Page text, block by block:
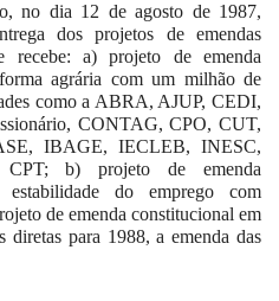
no dia 12 de agosto de 1987,
dos projetos de emendas
recebe: a) projeto de emenda
agrária com um milhão de
como a ABRA, AJUP, CEDI,
CONTAG, CPO, CUT,
IBAGE, IECLEB, INESC,
b) projeto de emenda
do emprego com
de emenda constitucional em
diretas para 1988, a emenda das